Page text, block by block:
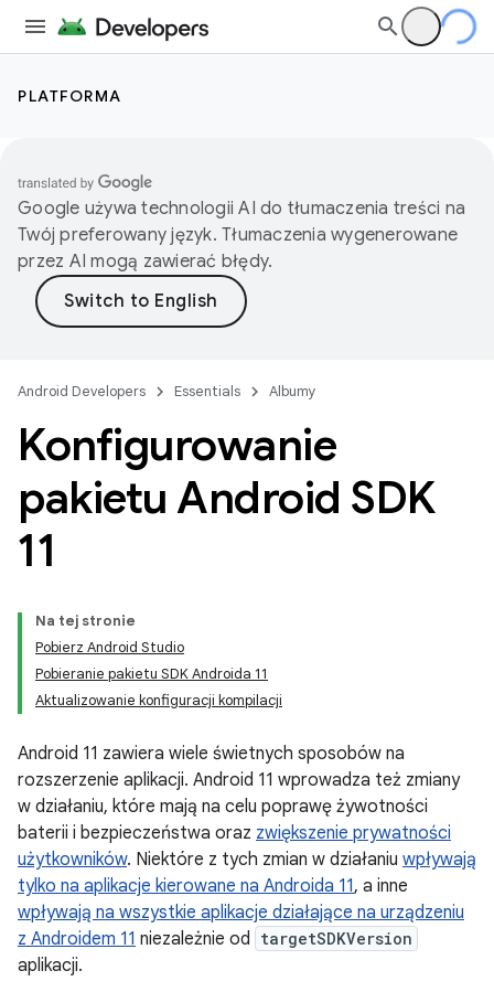
PLATFORMA
Google używa technologii AI do tłumaczenia treści na
Twój preferowany język. Tłumaczenia wygenerowane
przez AI mogą zawierać błędy.
Android Developers Essentials Albumy
Konfigurowanie
pakietu Android SDK
11
Na tej stronie
Pobierz Android Studio
Pobieranie pakietu SDK Androida 11
Aktualizowanie konfiguracji kompilacji
Android 11 zawiera wiele świetnych sposobów na
rozszerzenie aplikacji. Android 11 wprowadza też zmiany
w działaniu, które mają na celu poprawę żywotności
baterii i bezpieczeństwa oraz zwiększenie prywatności
użytkowników. Niektóre z tych zmian w działaniu wpływają
tylko na aplikacje kierowane na Androida 11, a inne
wpływają na wszystkie aplikacje działające na urządzeniu
z Androidem 11 niezależnie od targetSDKVersion
aplikacji.